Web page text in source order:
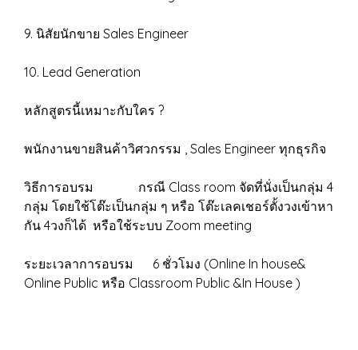
9. นิสัยนักขาย Sales Engineer
10. Lead Generation
หลักสูตรนี้เหมาะกับใคร ?
พนักงานขายสินค้าวิศวกรรม , Sales Engineer ทุกธุรกิจ
วิธีการอบรม กรณี Class room จัดที่นั่งเป็นกลุ่ม 4
กลุ่ม โดยใช้โต๊ะเป็นกลุ่ม ๆ หรือ โต๊ะเลคเชอร์ตั้งวงเข้าหา
กัน 4วงก็ได้ หรือใช้ระบบ Zoom meeting
ระยะเวลาการอบรม 6 ชั่วโมง (Online In house&
Online Public หรือ Classroom Public &In House )